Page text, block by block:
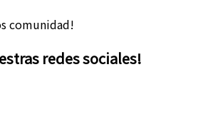
comunidad!
redes sociales!